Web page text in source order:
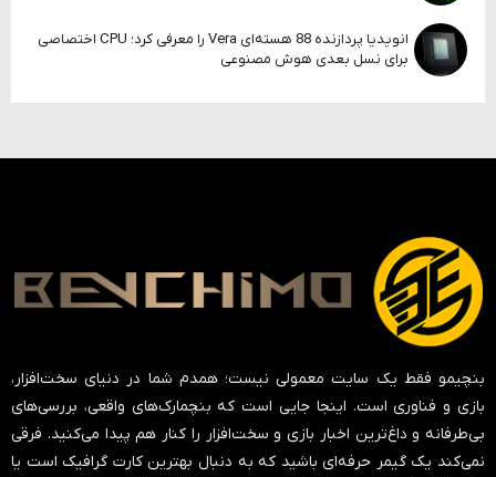
انویدیا پردازنده 88 هسته‌ای Vera را معرفی کرد؛ CPU اختصاصی
برای نسل بعدی هوش مصنوعی
بنچیمو فقط یک سایت معمولی نیست؛ همدم شما در دنیای سخت‌افزار،
بازی و فناوری است. اینجا جایی است که بنچمارک‌های واقعی، بررسی‌های
بی‌طرفانه و داغ‌ترین اخبار بازی و سخت‌افزار را کنار هم پیدا می‌کنید. فرقی
نمی‌کند یک گیمر حرفه‌ای باشید که به دنبال بهترین کارت گرافیک است یا